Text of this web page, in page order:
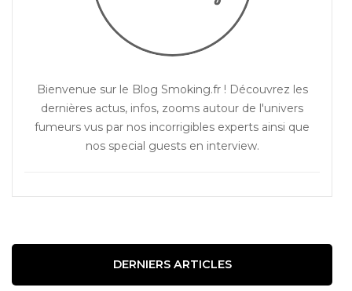
Bienvenue sur le Blog Smoking.fr ! Découvrez les
dernières actus, infos, zooms autour de l'univers
fumeurs vus par nos incorrigibles experts ainsi que
nos special guests en interview.
DERNIERS ARTICLES